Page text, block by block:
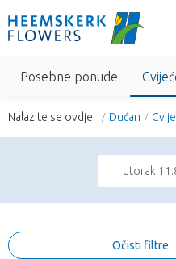
Posebne ponude
Nalazite se ovdje: Dućan
utorak
Očisti filtre